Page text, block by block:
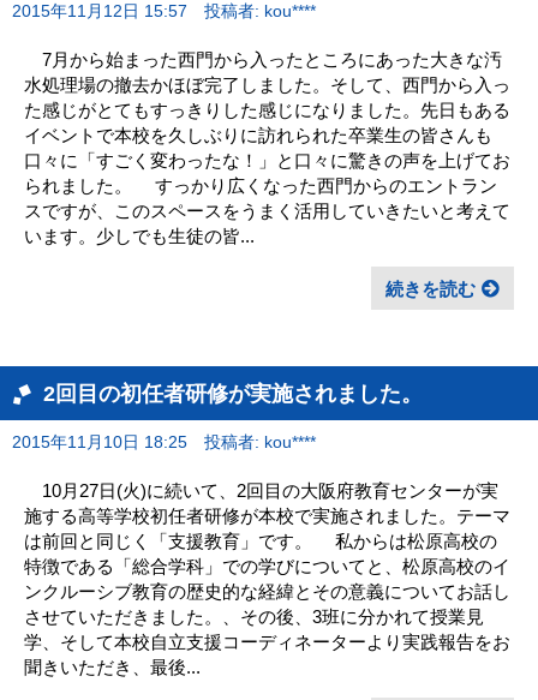
2015年11月12日 15:57 投稿者: kou****
7月から始まった西門から入ったところにあった大きな汚
水処理場の撤去かほぼ完了しました。そして、西門から入っ
た感じがとてもすっきりした感じになりました。先日もある
イベントで本校を久しぶりに訪れられた卒業生の皆さんも
口々に「すごく変わったな！」と口々に驚きの声を上げてお
られました。 すっかり広くなった西門からのエントラン
スですが、このスペースをうまく活用していきたいと考えて
います。少しでも生徒の皆...
続きを読む
2回目の初任者研修が実施されました。
2015年11月10日 18:25 投稿者: kou****
10月27日(火)に続いて、2回目の大阪府教育センターが実
施する高等学校初任者研修が本校で実施されました。テーマ
は前回と同じく「支援教育」です。 私からは松原高校の
特徴である「総合学科」での学びについてと、松原高校のイ
ンクルーシブ教育の歴史的な経緯とその意義についてお話し
させていただきました。、その後、3班に分かれて授業見
学、そして本校自立支援コーディネーターより実践報告をお
聞きいただき、最後...